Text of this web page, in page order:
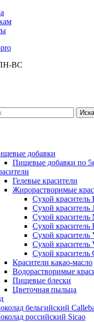
ПН-ВС
добавки
Пищевые добавки по
Гелевые красители
Жирорастворимые
Сухой краситель
Сухой краситель
Сухой краситель
Сухой краситель
Сухой краситель
Сухой краситель
Сухой краситель
Красители какао-масло
Водорастворимые
Пищевые блески
Цветочная пыльца
бельгийский
российский Sicao